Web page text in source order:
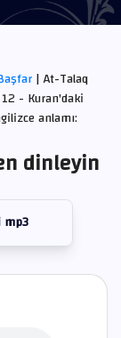
| At-Talaq
- Kuran'daki
anlamı:
dinleyin
mp3